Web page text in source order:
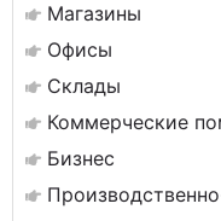
Магазины
Офисы
Склады
Коммерческие
Бизнес